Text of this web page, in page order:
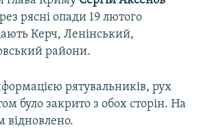
рясні опади 19 лютого
Керч, Ленінський,
райони.
рятувальників, рух
було закрито з обох сторін. На
відновлено.